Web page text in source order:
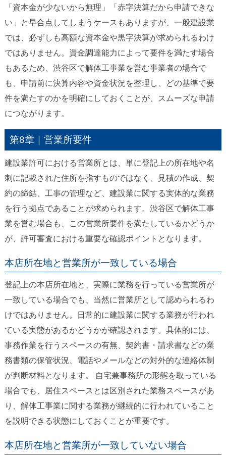
「資本金が少ないから無理」「赤字決算だから申請できな
い」と早合点してしまうケースもありますが、一般建設業
では、必ずしも高額な資本金や黒字決算が求められるわけ
ではありません。資金調達能力によって要件を満たす場合
もあるため、渋谷区で解体工事業を営む事業者の場合で
も、申請前に決算内容や資金状況を整理し、どの基準で要
件を満たすのかを明確にしておくことが、スムーズな申請
につながります。
第8章｜営業所要件
建設業許可における営業所とは、単に登記上の所在地や名
刺に記載された住所を指すものではなく、見積の作成、契
約の締結、工事の管理など、建設業に関する実体的な業務
を行う拠点であることが求められます。渋谷区で解体工事
業を営む場合も、この営業所要件を満たしているかどうか
が、許可審査における重要な確認ポイントとなります。
本店所在地と営業所が一致している場合
登記上の本店所在地と、実際に業務を行っている営業所が
一致している場合でも、当然に営業所として認められるわ
けではありません。日常的に建設業に関する業務が行われ
ている実態があるかどうかが確認されます。具体的には、
事務作業を行うスペースの有無、契約書・請求書などの業
務書類の保管状況、電話やメールなどの対外的な連絡体制
が判断材料となります。 自宅兼事務所の形態を取っている
場合でも、居住スペースとは区別された業務スペースがあ
り、解体工事業に関する業務が継続的に行われていること
を説明できる状態にしておくことが重要です。
本店所在地と営業所が一致していない場合